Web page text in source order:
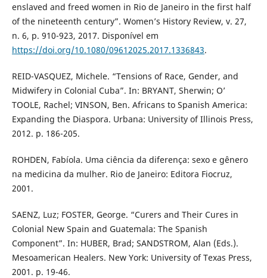
enslaved and freed women in Rio de Janeiro in the first half
of the nineteenth century”. Women’s History Review, v. 27,
n. 6, p. 910-923, 2017. Disponível em
https://doi.org/10.1080/09612025.2017.1336843.
REID-VASQUEZ, Michele. “Tensions of Race, Gender, and
Midwifery in Colonial Cuba”. In: BRYANT, Sherwin; O’
TOOLE, Rachel; VINSON, Ben. Africans to Spanish America:
Expanding the Diaspora. Urbana: University of Illinois Press,
2012. p. 186-205.
ROHDEN, Fabíola. Uma ciência da diferença: sexo e gênero
na medicina da mulher. Rio de Janeiro: Editora Fiocruz,
2001.
SAENZ, Luz; FOSTER, George. “Curers and Their Cures in
Colonial New Spain and Guatemala: The Spanish
Component”. In: HUBER, Brad; SANDSTROM, Alan (Eds.).
Mesoamerican Healers. New York: University of Texas Press,
2001. p. 19-46.